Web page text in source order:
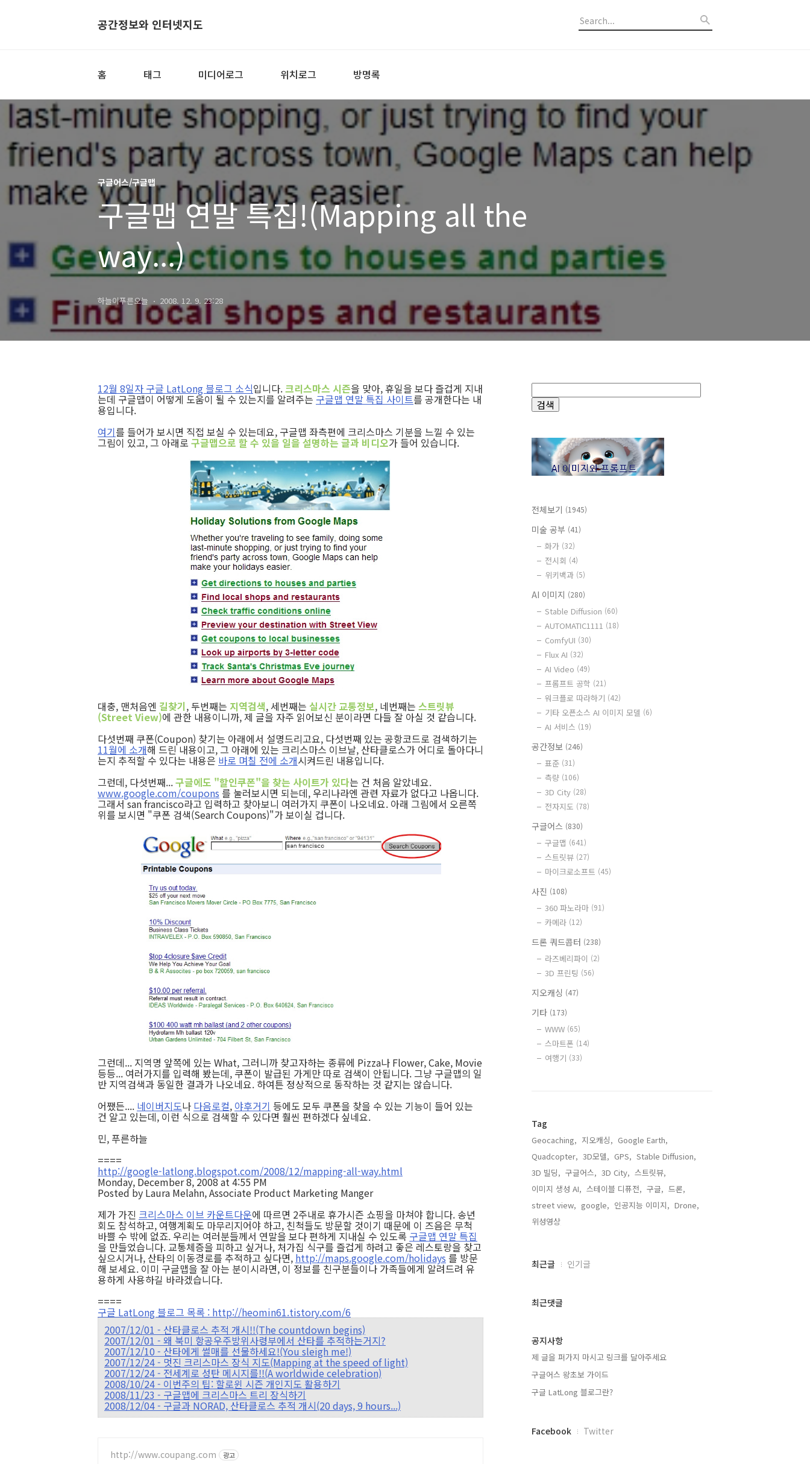
공간정보와 인터넷지도
홈 태그 미디어로그 위치로그 방명록
구글어스/구글맵
구글맵 연말 특집!(Mapping all the
way...)
하늘이푸른오늘 2008. 12. 9. 23:28
12월 8일자 구글 LatLong 블로그 소식입니다.크리스마스 시즌을 맞아, 휴일을 보다 즐겁게 지내
는데 구글맵이 어떻게 도움이 될 수 있는지를 알려주는 구글맵 연말 특집 사이트를 공개한다는 내
용입니다.
여기를 들어가 보시면 직접 보실 수 있는데요, 구글맵 좌측편에 크리스마스 기분을 느낄 수 있는
그림이 있고, 그 아래로 구글맵으로 할 수 있을 일을 설명하는 글과 비디오가 들어 있습니다.
대충, 맨처음엔 길찾기, 두번째는 지역검색, 세번째는 실시간 교통정보, 네번째는 스트릿뷰
(Street View)에 관한 내용이니까, 제 글을 자주 읽어보신 분이라면 다들 잘 아실 것 같습니다.
다섯번째 쿠폰(Coupon) 찾기는 아래에서 설명드리고요, 다섯번째 있는 공항코드로 검색하기는
11월에 소개해 드린 내용이고, 그 아래에 있는 크리스마스 이브날, 산타클로스가 어디로 돌아다니
는지 추적할 수 있다는 내용은바로 며칠 전에 소개시켜드린 내용입니다.
그런데, 다섯번째...구글에도 "할인쿠폰"을 찾는 사이트가 있다는 건 처음 알았네요.
www.google.com/coupons 를 눌러보시면 되는데, 우리나라엔 관련 자료가 없다고 나옵니다.
그래서 san francisco라고 입력하고 찾아보니 여러가지 쿠폰이 나오네요. 아래 그림에서 오른쪽
위를 보시면 "쿠폰 검색(Search Coupons)"가 보이실 겁니다.
그런데... 지역명 앞쪽에 있는 What, 그러니까 찾고자하는 종류에 Pizza나 Flower, Cake, Movie
등등... 여러가지를 입력해 봤는데, 쿠폰이 발급된 가게만 따로 검색이 안됩니다. 그냥 구글맵의 일
반 지역검색과 동일한 결과가 나오네요. 하여튼 정상적으로 동작하는 것 같지는 않습니다.
어쨌든.... 네이버지도나 다음로컬, 야후거기 등에도 모두 쿠폰을 찾을 수 있는 기능이 들어 있는
건 알고 있는데, 이런 식으로 검색할 수 있다면 훨씬 편하겠다 싶네요.
민, 푸른하늘
====
http://google-latlong.blogspot.com/2008/12/mapping-all-way.html
Monday, December 8, 2008 at 4:55 PM
Posted by Laura Melahn, Associate Product Marketing Manger
제가 가진 크리스마스 이브 카운트다운에 따르면 2주내로 휴가시즌 쇼핑을 마쳐야 합니다. 송년
회도 참석하고, 여행계획도 마무리지어야 하고, 친척들도 방문할 것이기 때문에 이 즈음은 무척
바쁠 수 밖에 없죠. 우리는 여러분들께서 연말을 보다 편하게 지내실 수 있도록 구글맵 연말 특집
을 만들었습니다. 교통체증을 피하고 싶거나, 처가집 식구를 즐겁게 하려고 좋은 레스토랑을 찾고
싶으시거나, 산타의 이동경로를 추적하고 싶다면, http://maps.google.com/holidays 를 방문
해 보세요. 이미 구글맵을 잘 아는 분이시라면, 이 정보를 친구분들이나 가족들에게 알려드려 유
용하게 사용하길 바라겠습니다.
====
구글 LatLong 블로그 목록 : http://heomin61.tistory.com/6
2007/12/01 - 산타클로스 추적 개시!!(The countdown begins)
2007/12/01 - 왜 북미 항공우주방위사령부에서 산타를 추적하는거지?
2007/12/10 - 산타에게 썰매를 선물하세요!(You sleigh me!)
2007/12/24 - 멋진 크리스마스 장식 지도(Mapping at the speed of light)
2007/12/24 - 전세계로 성탄 메시지를!!(A worldwide celebration)
2008/10/24 - 이번주의 팁: 할로윈 시즌 개인지도 활용하기
2008/11/23 - 구글맵에 크리스마스 트리 장식하기
2008/12/04 - 구글과 NORAD, 산타클로스 추적 개시(20 days, 9 hours...)
http://www.coupang.com 광고
전체보기 (1945)
미술 공부 (41)
화가 (32)
전시회 (4)
위키백과 (5)
AI 이미지 (280)
Stable Diffusion (60)
AUTOMATIC1111 (18)
ComfyUI (30)
Flux AI (32)
AI Video (49)
프롬프트 공학 (21)
워크플로 따라하기 (42)
기타 오픈소스 AI 이미지 모델 (6)
AI 서비스 (19)
공간정보 (246)
표준 (31)
측량 (106)
3D City (28)
전자지도 (78)
구글어스 (830)
구글맵 (641)
스트릿뷰 (27)
마이크로소프트 (45)
사진 (108)
360 파노라마 (91)
카메라 (12)
드론 쿼드콥터 (238)
라즈베리파이 (2)
3D 프린팅 (56)
지오캐싱 (47)
기타 (173)
WWW (65)
스마트폰 (14)
여행기 (33)
Tag
Geocaching, 지오캐싱, Google Earth,
Quadcopter, 3D모델, GPS, Stable Diffusion,
3D 빌딩, 구글어스, 3D City, 스트릿뷰,
이미지 생성 AI, 스테이블 디퓨전, 구글, 드론,
street view, google, 인공지능 이미지, Drone,
위성영상,
최
과
글
최근글 인기글
최근댓글
공지사항
제 글을 퍼가지 마시고 링크를 달아주세요
구글어스 왕초보 가이드
구글 LatLong 블로그란?
페
Facebook Twitter